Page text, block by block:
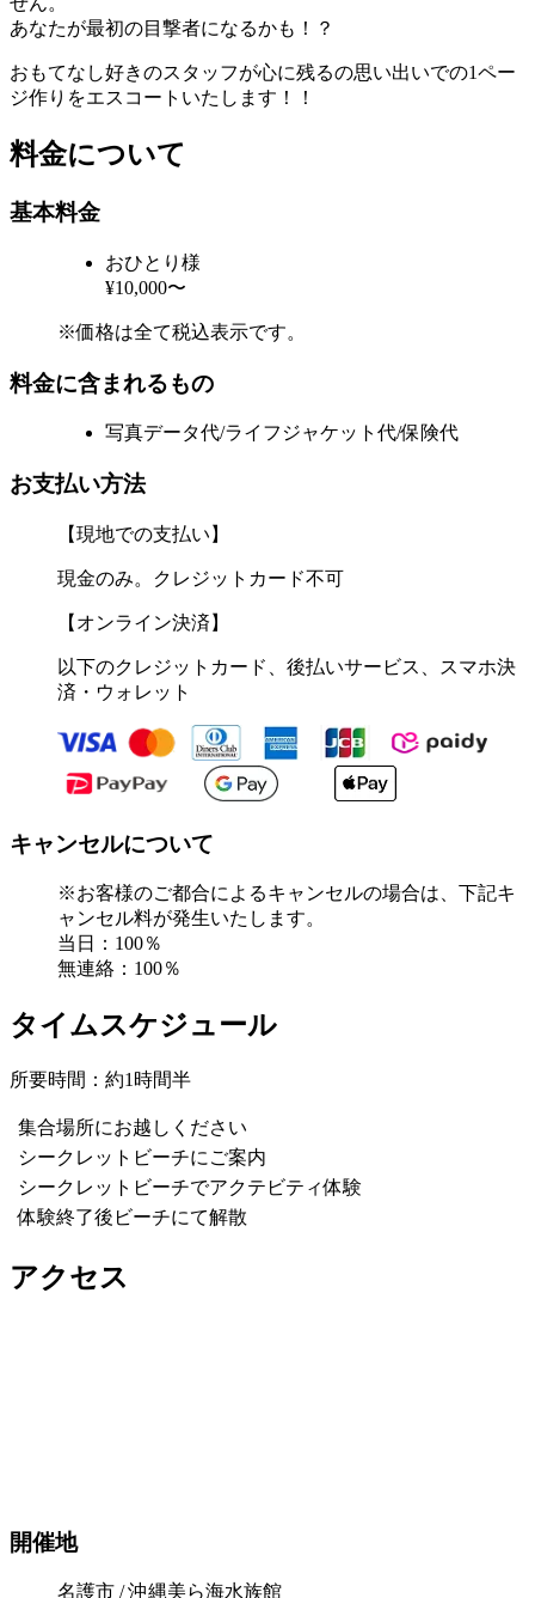
あなたが最初の目撃者になるかも！？
おもてなし好きのスタッフが心に残るの思い出いでの1ペー
ジ作りをエスコートいたします！！
料金について
基本料金
おひとり様
¥10,000〜
※価格は全て税込表示です。
料金に含まれるもの
写真データ代/ライフジャケット代/保険代
お支払い方法
【現地での支払い】
現金のみ。クレジットカード不可
【オンライン決済】
以下のクレジットカード、後払いサービス、スマホ決
済・ウォレット
キャンセルについて
※お客様のご都合によるキャンセルの場合は、下記キ
ャンセル料が発生いたします。
当日：100％
無連絡：100％
タイムスケジュール
所要時間：約1時間半
集合場所にお越しください
シークレットビーチにご案内
シークレットビーチでアクテビティ体験
体験終了後ビーチにて解散
アクセス
開催地
名護市 / 沖縄美ら海水族館